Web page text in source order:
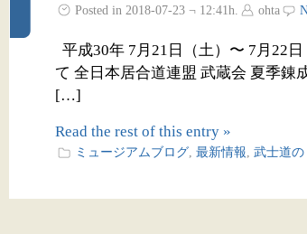
Posted in 2018-07-23 ¬ 12:41h. ohta
平成30年 7月21日（土）〜 7月22
て 全日本居合道連盟 武蔵会 夏季
[…]
Read the rest of this entry »
ミュージアムブログ, 最新情報, 武士道の